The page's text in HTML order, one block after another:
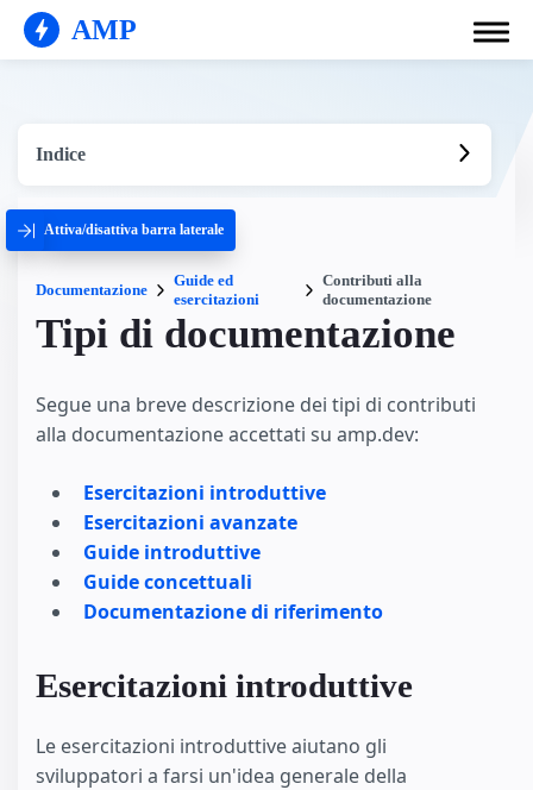
AMP
Indice
Attiva/disattiva barra laterale
Documentazione
Guide ed
esercitazioni
Contributi alla
documentazione
Tipi di documentazione
Segue una breve descrizione dei tipi di contributi
alla documentazione accettati su amp.dev:
Esercitazioni introduttive
Esercitazioni avanzate
Guide introduttive
Guide concettuali
Documentazione di riferimento
Esercitazioni introduttive
Le esercitazioni introduttive aiutano gli
sviluppatori a farsi un'idea generale della